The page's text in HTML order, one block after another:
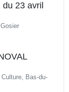
23 avril
Bas-du-